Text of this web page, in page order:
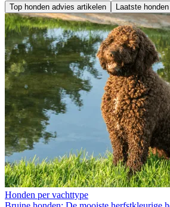
Top honden advies artikelen Laatste
Honden per vachttype